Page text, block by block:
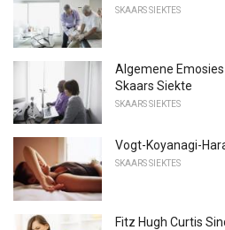
SKAARS SIEKTES
Algemene
Skaars Siekte
SKAARS SIEKTES
Vogt-Koyanagi-
SKAARS SIEKTES
Fitz Hugh Curtis